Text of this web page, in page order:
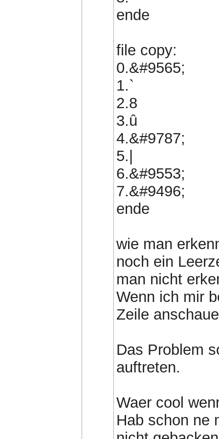
ende
file copy:
0.&#9565;
1.`
2.8
3.û
4.&#9787;
5.|
6.&#9553;
7.&#9496;
ende
wie man
noch ein
man nicht
Wenn ich mir
Zeile
Das Problem
auftreten.
Waer cool
Hab schon ne